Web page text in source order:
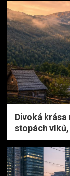
Divoká krása
stopách